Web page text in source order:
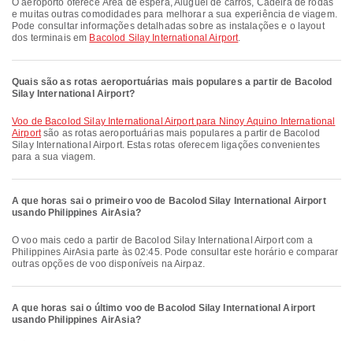
O aeroporto oferece Área de espera, Aluguel de carros, Cadeira de rodas
e muitas outras comodidades para melhorar a sua experiência de viagem.
Pode consultar informações detalhadas sobre as instalações e o layout
dos terminais em Bacolod Silay International Airport.
Quais são as rotas aeroportuárias mais populares a partir de Bacolod
Silay International Airport?
voo de Bacolod Silay International Airport para Ninoy Aquino International
Airportsão as rotas aeroportuárias mais populares a partir de Bacolod
Silay International Airport. Estas rotas oferecem ligações convenientes
para a sua viagem.
A que horas sai o primeiro voo de Bacolod Silay International Airport
usando Philippines AirAsia?
O voo mais cedo a partir de Bacolod Silay International Airport com a
Philippines AirAsia parte às 02:45. Pode consultar este horário e comparar
outras opções de voo disponíveis na Airpaz.
A que horas sai o último voo de Bacolod Silay International Airport
usando Philippines AirAsia?